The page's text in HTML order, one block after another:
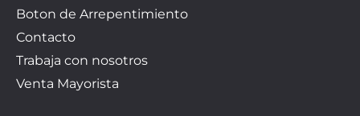
Boton de Arrepentimiento
Contacto
Trabaja con nosotros
Venta Mayorista